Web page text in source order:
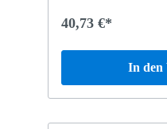
40,73 €*
In den